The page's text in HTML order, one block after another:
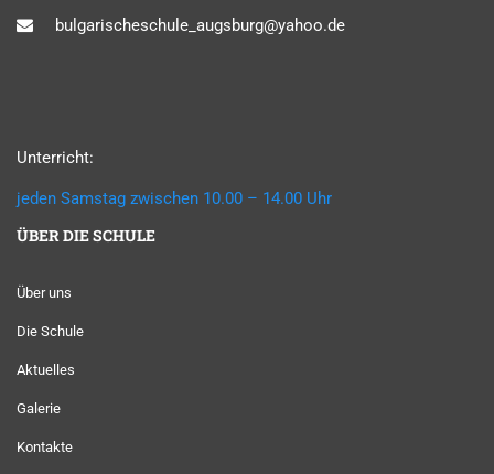
bulgarischeschule_augsburg@yahoo.de
Unterricht:
jeden Samstag zwischen 10.00 – 14.00 Uhr
ÜBER DIE SCHULE
Über uns
Die Schule
Aktuelles
Galerie
Kontakte